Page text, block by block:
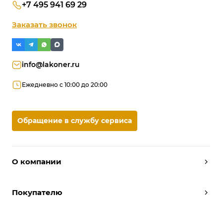
О компании
Условия работы
Покупателю
+7 495 941 69 29
Заказать звонок
info@lakoner.ru
Ежедневно с 10:00 до 20:00
Обращение в службу сервиса